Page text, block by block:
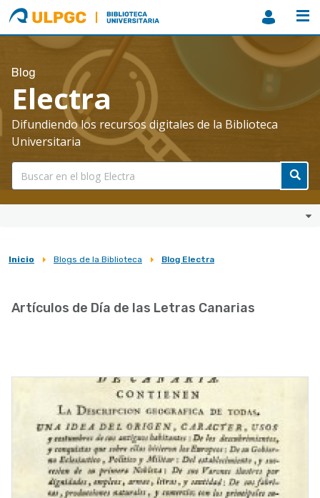
ULPGC
Biblioteca
ULPGC
Blog
Electra
Difundiendo los recursos digitales de la Biblioteca
Universitaria
Sobrescribir
de
la
navegación
Inicio Blogs de la Biblioteca Blog Electra
Artículos de Día de las Letras Canarias